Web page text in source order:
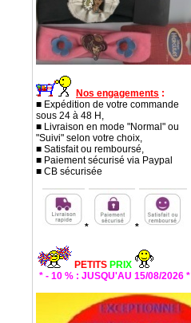
Nos engagements :
■ Expédition de votre commande
sous 24 à 48 H,
■ Livraison en mode "Normal" ou
"Suivi" selon votre choix,
■ Satisfait ou remboursé,
■ Paiement sécurisé via Paypal
■ CB sécurisée
* *
PETITS PRIX
* - 10 % : JUSQU'AU 15/08/2026 *